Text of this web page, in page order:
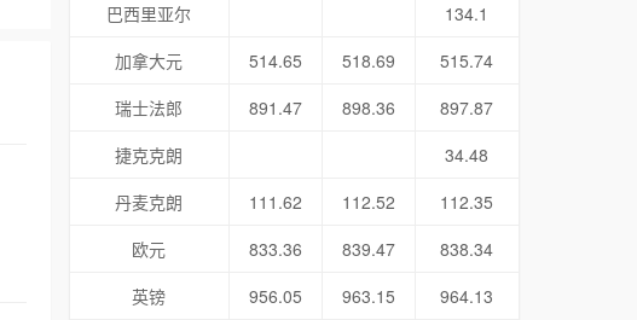
巴西里亚尔
134.1
加拿大元
514.65 518.69
515.74
瑞士法郎
891.47 898.36
897.87
捷克克朗
34.48
丹麦克朗
111.62 112.52
112.35
欧元
833.36 839.47
838.34
英镑
956.05 963.15
964.13